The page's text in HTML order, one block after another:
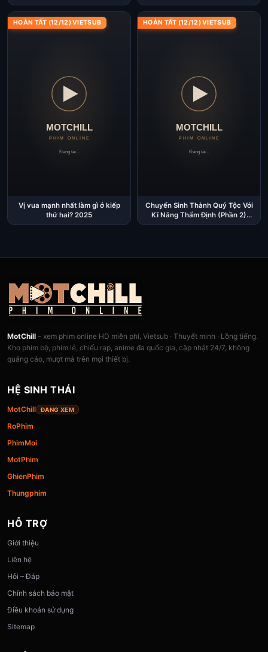
HOÀN TẤT (12/12) VIETSUB
Vị vua mạnh nhất làm gì ở kiếp
thứ hai? 2025
HOÀN TẤT (12/12) VIETSUB
Chuyển Sinh Thành Quý Tộc Với
Kĩ Năng Thẩm Định (Phần 2)
2024
MotChill – xem phim online HD miễn phí, Vietsub · Thuyết minh · Lồng tiếng.
Kho phim bộ, phim lẻ, chiếu rạp, anime đa quốc gia, cập nhật 24/7, không
quảng cáo, mượt mà trên mọi thiết bị.
HỆ SINH THÁI
MotChill ĐANG XEM
RoPhim
PhimMoi
MotPhim
GhienPhim
Thungphim
HỖ TRỢ
Giới thiệu
Liên hệ
Hỏi – Đáp
Chính sách bảo mật
Điều khoản sử dụng
Sitemap